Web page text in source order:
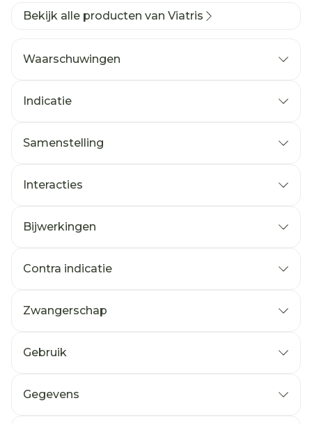
Bekijk alle producten van Viatris
Waarschuwingen
Indicatie
Samenstelling
Interacties
Bijwerkingen
Contra indicatie
Zwangerschap
Gebruik
Gegevens